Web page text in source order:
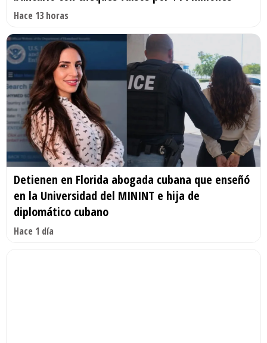
Hace 13 horas
Detienen en Florida abogada cubana que enseñó
en la Universidad del MININT e hija de
diplomático cubano
Hace 1 día